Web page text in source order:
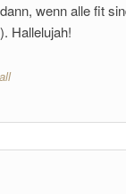
wenn alle fit
Hallelujah!